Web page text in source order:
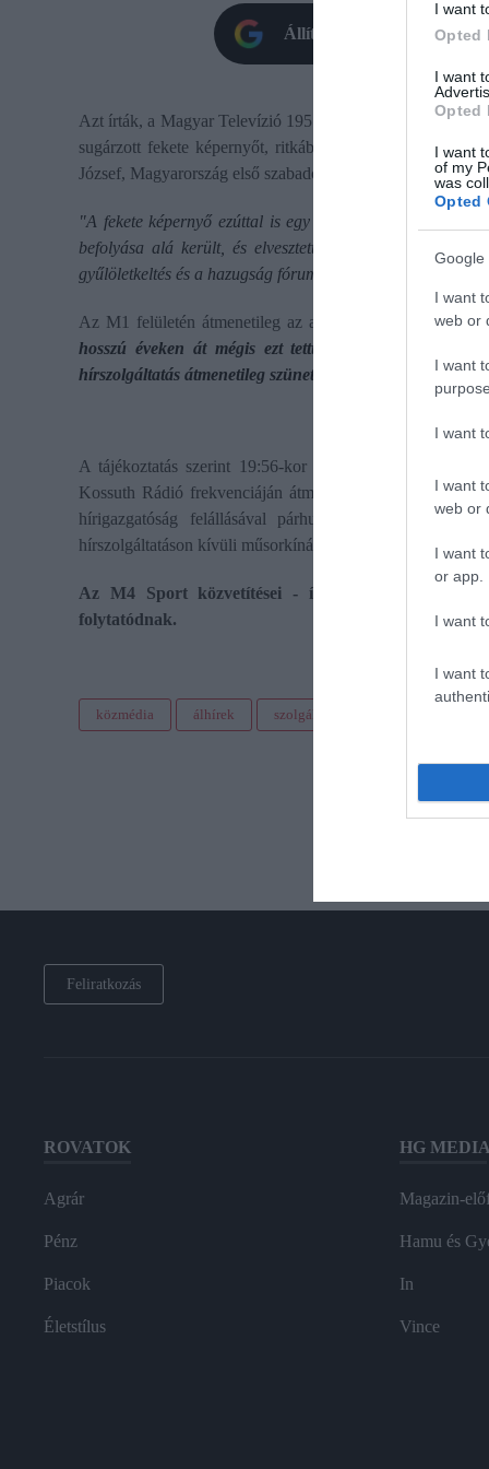
I want
Opted
I want
Opted
I want
of my
was
Opted
Google
I want
web or
I want
I want
I want
web or
I want
or app.
I want
I want
Állítsd be oldalunkat
Azt írták, a Magyar Televízió 1957. május 1-jén indult. Az
sugárzott fekete képernyőt, ritkábban pedig
József, Magyarország első szabadon választott
"A fekete képernyő ezúttal is egy korszak lezárását
befolyása alá került, és elvesztette legfőbb funkcióját: a
gyűlöletkeltés és a hazugság fóruma lett. Ez mostantól
Az M1 felületén átmenetileg az alábbi szöveg olvasható:
hosszú éveken át mégis ezt tettük! A közmédia most
hírszolgáltatás átmenetileg szünetel. Maradjanak
A tájékoztatás szerint 19:56-kor az M1 átmenetileg új
Kossuth Rádió frekvenciáján átmenetileg a Bartók
hírigazgatóság felállásával párhuzamosan a
hírszolgáltatáson kívüli műsorkínálatot más platformokon
Az M4 Sport közvetítései - így a labdarúgó-
folytatódnak.
közmédia álhírek szolgáltatás
Feliratkozás
ROVATOK
Agrár
Pénz
Piacok
Életstílus
HG MEDIA
Magazin-
Hamu és
In
Vince